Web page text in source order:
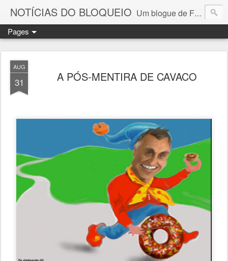
NOTÍCIAS DO BLOQUEIO Um blogue de Fernando Paulouro Neves
Pages
AUG
31 A PÓS-MENTIRA DE CAVACO